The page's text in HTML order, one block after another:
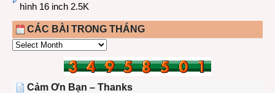
hình 16 inch 2.5K
CÁC BÀI TRONG THÁNG
CÁC
THÁNG
Cảm Ơn Bạn – Thanks